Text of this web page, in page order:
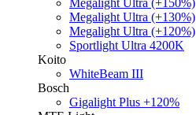
Megalight Ultra (+150%)
Megalight Ultra (+130%)
Megalight Ultra (+120%)
Sportlight Ultra 4200K
Koito
WhiteBeam III
Bosch
Gigalight Plus +120%